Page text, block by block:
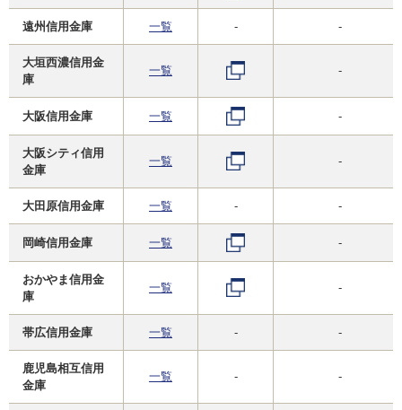
遠州信用金庫 一覧 - -
大垣西濃信用金
庫
一覧 -
大阪信用金庫 一覧 -
大阪シティ信用
金庫
一覧 -
大田原信用金庫 一覧 - -
岡崎信用金庫 一覧 -
おかやま信用金
庫
一覧 -
帯広信用金庫 一覧 - -
鹿児島相互信用
金庫
一覧 - -